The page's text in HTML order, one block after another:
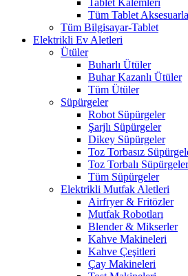
Tablet Kalemleri
Tüm Tablet
Tüm Bilgisayar-Tablet
Elektrikli Ev Aletleri
Ütüler
Buharlı Ütüler
Buhar Kazanlı Ütüler
Tüm Ütüler
Süpürgeler
Robot Süpürgeler
Şarjlı Süpürgeler
Dikey Süpürgeler
Toz Torbasız
Toz Torbalı Süpürgeler
Tüm Süpürgeler
Elektrikli Mutfak Aletleri
Airfryer & Fritözler
Mutfak Robotları
Blender & Mikserler
Kahve Makineleri
Kahve Çeşitleri
Çay Makineleri